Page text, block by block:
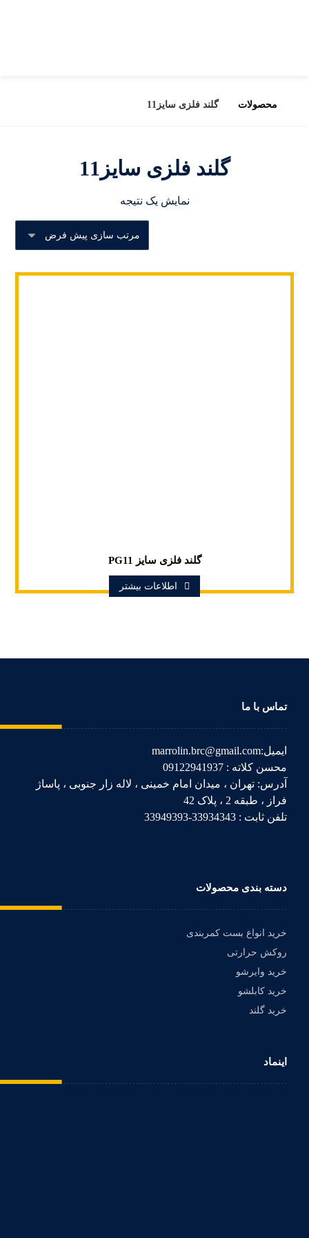
محصولات گلند فلزی سایز11
گلند فلزی سایز11
نمایش یک نتیجه
گلند فلزی سایز PG11
اطلاعات بیشتر
تماس با ما
ایمیل:marrolin.brc@gmail.com
محسن کلاته : 09122941937
آدرس: تهران ، میدان امام خمینی ، لاله زار جنوبی ، پاساژ
فراز ، طبقه 2 ، پلاک 42
تلفن ثابت : 33934343-33949393
دسته بندی محصولات
خرید انواع بست کمربندی
روکش حرارتی
خرید وایرشو
خرید کابلشو
خرید گلند
اینماد